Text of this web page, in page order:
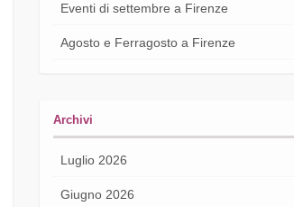
Eventi di settembre a Firenze
Agosto e Ferragosto a Firenze
Archivi
Luglio 2026
Giugno 2026